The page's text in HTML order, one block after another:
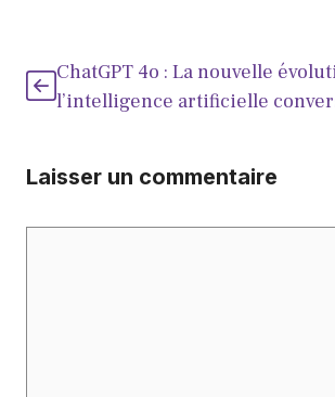
ChatGPT 4o : La nouvelle
l’intelligence artificielle
Laisser un commentaire